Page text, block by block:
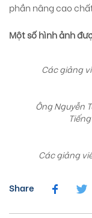
phần nâng cao
Một số hình ảnh
Các giảng
Ông Nguyễn
Các giảng
Share